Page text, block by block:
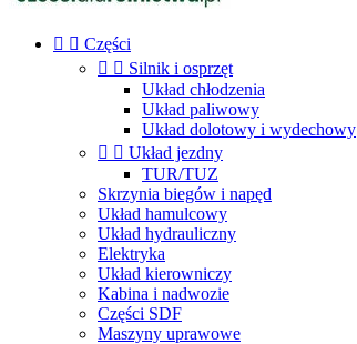
  Części
  Silnik i osprzęt
Układ chłodzenia
Układ paliwowy
Układ dolotowy i wydechowy
  Układ jezdny
TUR/TUZ
Skrzynia biegów i napęd
Układ hamulcowy
Układ hydrauliczny
Elektryka
Układ kierowniczy
Kabina i nadwozie
Części SDF
Maszyny uprawowe